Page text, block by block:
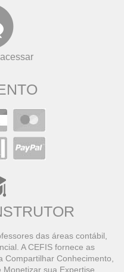
das áreas contábil,
A CEFIS fornece as
Compartilhar Conhecimento,
sua Expertise.